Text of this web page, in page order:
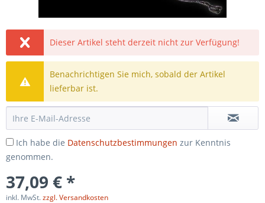
Dieser Artikel steht derzeit nicht zur Verfügung!
Benachrichtigen Sie mich, sobald der Artikel
lieferbar ist.
Ich habe die Datenschutzbestimmungen zur Kenntnis
genommen.
37,09 € *
inkl. MwSt.zzgl. Versandkosten